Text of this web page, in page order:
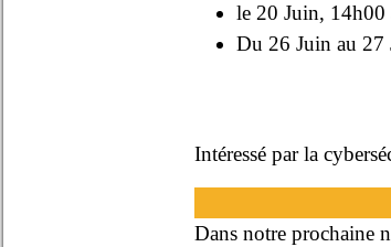
le 20 Juin, 14h00
Du 26 Juin au 27
Intéressé par la
Dans notre prochaine